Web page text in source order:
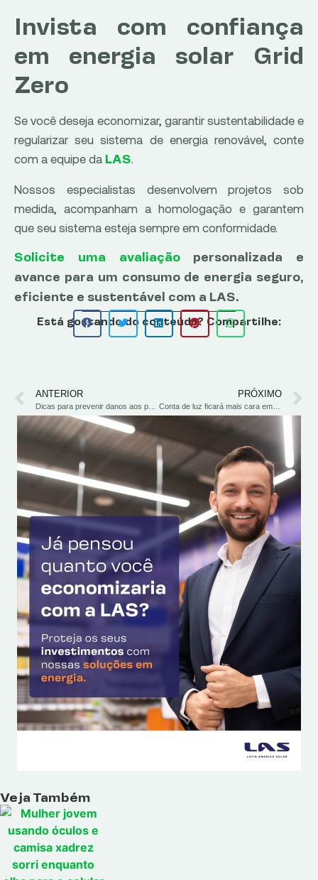
Invista com confiança
em energia solar Grid
Zero
Se você deseja economizar, garantir sustentabilidade e
regularizar seu sistema de energia renovável, conte
com a equipe da LAS.
Nossos especialistas desenvolvem projetos sob
medida, acompanham a homologação e garantem
que seu sistema esteja sempre em conformidade.
Solicite uma avaliaçãopersonalizada e
avance para um consumo de energia seguro,
eficiente e sustentável com a LAS.
Está gostando do conteúdo? Compartilhe:
ANTERIOR PRÓXIMO
Conta de luz ficará mais cara em agosto com bandeira vermelha patamar 2: saiba como se proteger
Veja Também